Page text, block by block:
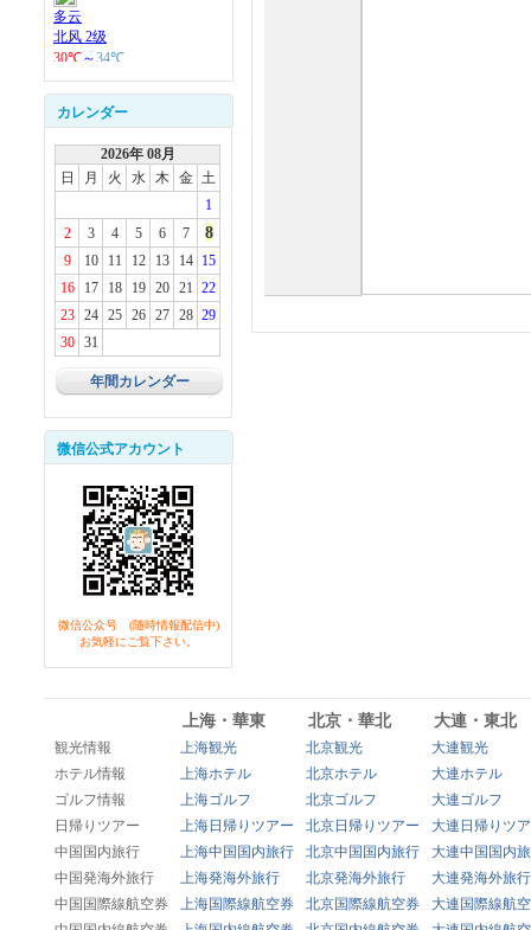
カレンダー
2026年 08月
日
月 火 水 木 金 土
1
2
3 4 5 6 7 8
9 10 11 12 13 14
15
16
17 18 19 20 21 22
23
24 25 26 27 28 29
30
31
年間カレンダー
微信公式アカウント
微信公众号 (随時情報配信中)
お気軽にご覧下さい。
上海・華東 北京・華北 大連・東北
観光情報 上海観光 北京観光
大連観光
ホテル情報
上海ホテル 北京ホテル
大連ホテル
ゴルフ情報
上海ゴルフ 北京ゴルフ
大連ゴルフ
日帰りツアー
上海日帰りツアー 北京日帰りツアー
大連日帰りツ
中国国内旅行
上海中国国内旅行 北京中国国内旅行
大連中国国内
中国発海外旅行
上海発海外旅行 北京発海外旅行
大連発海外旅行
中国国際線航空券
上海国際線航空券 北京国際線航空券
大連国際線航